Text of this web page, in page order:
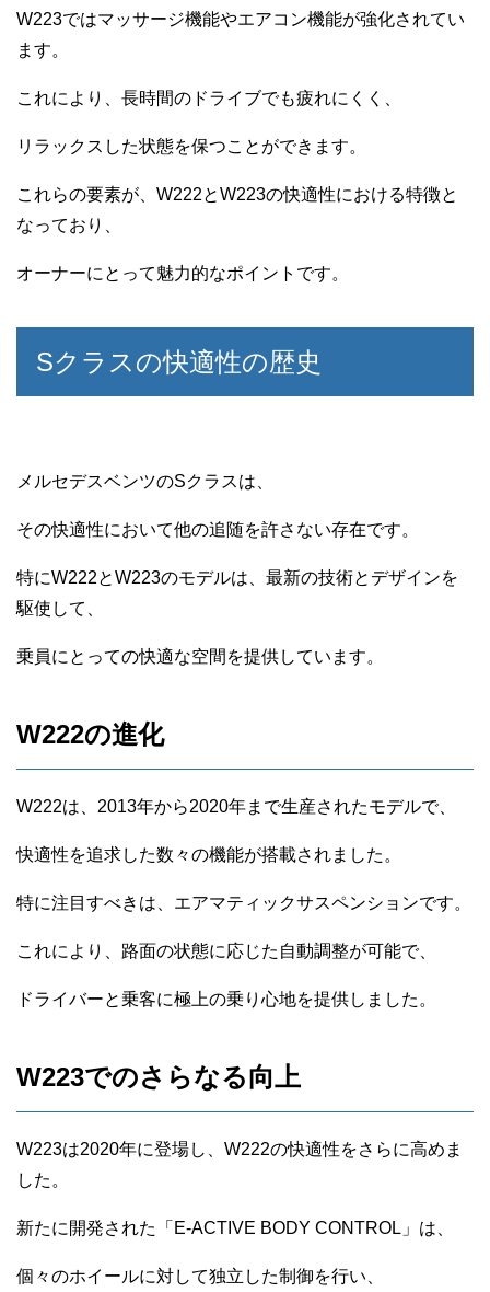
W223ではマッサージ機能やエアコン機能が強化されてい
ます。
これにより、長時間のドライブでも疲れにくく、
リラックスした状態を保つことができます。
これらの要素が、W222とW223の快適性における特徴と
なっており、
オーナーにとって魅力的なポイントです。
Sクラスの快適性の歴史
メルセデスベンツのSクラスは、
その快適性において他の追随を許さない存在です。
特にW222とW223のモデルは、最新の技術とデザインを
駆使して、
乗員にとっての快適な空間を提供しています。
W222の進化
W222は、2013年から2020年まで生産されたモデルで、
快適性を追求した数々の機能が搭載されました。
特に注目すべきは、エアマティックサスペンションです。
これにより、路面の状態に応じた自動調整が可能で、
ドライバーと乗客に極上の乗り心地を提供しました。
W223でのさらなる向上
W223は2020年に登場し、W222の快適性をさらに高めま
した。
新たに開発された「E-ACTIVE BODY CONTROL」は、
個々のホイールに対して独立した制御を行い、